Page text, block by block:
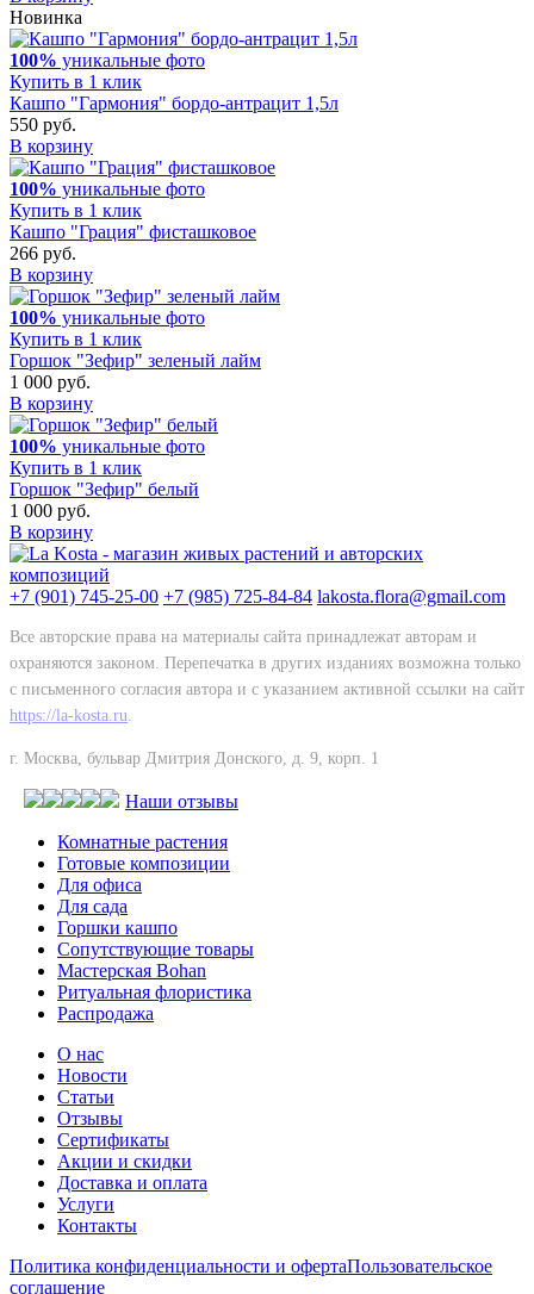
Новинка
100% уникальные фото
Купить в 1 клик
Кашпо "Гармония" бордо-антрацит 1,5л
550 руб.
В корзину
100% уникальные фото
Купить в 1 клик
Кашпо "Грация" фисташковое
266 руб.
В корзину
100% уникальные фото
Купить в 1 клик
Горшок "Зефир" зеленый лайм
1 000 руб.
В корзину
100% уникальные фото
Купить в 1 клик
Горшок "Зефир" белый
1 000 руб.
В корзину
+7 (901) 745-25-00 +7 (985) 725-84-84 lakosta.flora@gmail.com
Все авторские права на материалы сайта принадлежат авторам и
охраняются законом. Перепечатка в других изданиях возможна только
с письменного согласия автора и с указанием активной ссылки на сайт
https://la-kosta.ru.
г. Москва, бульвар Дмитрия Донского, д. 9, корп. 1
Наши отзывы
Комнатные растения
Готовые композиции
Для офиса
Для сада
Горшки кашпо
Сопутствующие товары
Мастерская Bohan
Ритуальная флористика
Распродажа
О нас
Новости
Статьи
Отзывы
Сертификаты
Акции и скидки
Доставка и оплата
Услуги
Контакты
Политика конфиденциальности и офертаПользовательское
соглашение